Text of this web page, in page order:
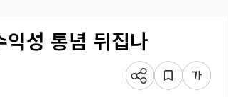
성 통념 뒤집나